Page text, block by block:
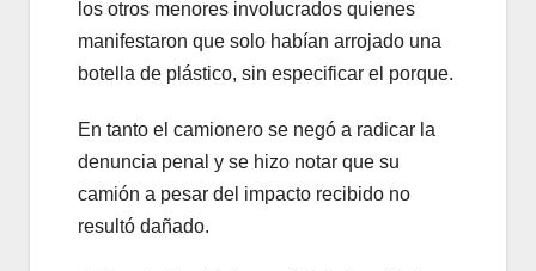
los otros menores involucrados quienes
manifestaron que solo habían arrojado una
botella de plástico, sin especificar el porque.
En tanto el camionero se negó a radicar la
denuncia penal y se hizo notar que su
camión a pesar del impacto recibido no
resultó dañado.